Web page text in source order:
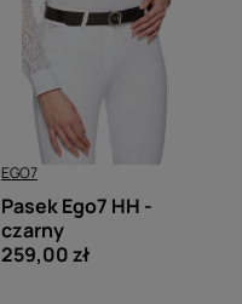
EGO7
Pasek Ego7 HH -
czarny
259,00 zł